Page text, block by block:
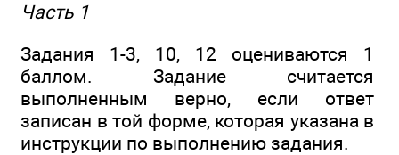
Часть 1
Задания 1-3, 10, 12 оцениваются 1
баллом. Задание считается
выполненным верно, если ответ
записан в той форме, которая указана в
инструкции по выполнению задания.